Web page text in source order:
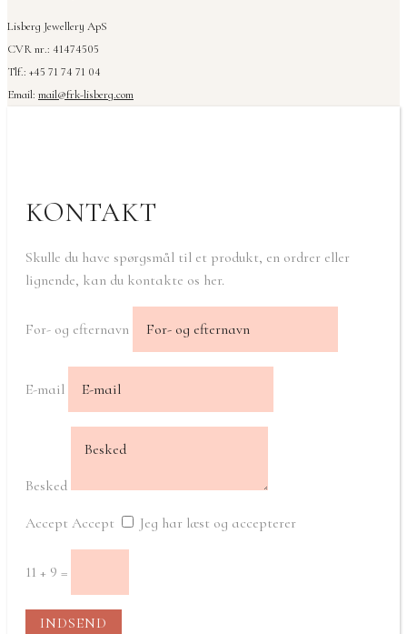
Lisberg Jewellery ApS
CVR nr.: 41474505
Tlf.: +45 71 74 71 04
Email: mail@frk-lisberg.com
KONTAKT
Skulle du have spørgsmål til et produkt, en ordrer eller
lignende, kan du kontakte os her.
For- og efternavn
E-mail
Besked
Accept Accept Jeg har læst og accepterer
11 + 9 =
INDSEND